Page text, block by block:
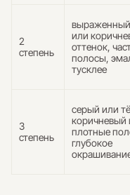
2
степень
или
оттенок,
полосы,
тусклее
3
степень
серый или
коричневый
плотные
глубокое